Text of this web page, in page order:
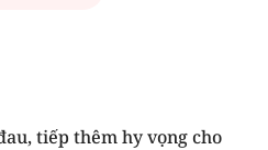
tiếp thêm hy vọng cho